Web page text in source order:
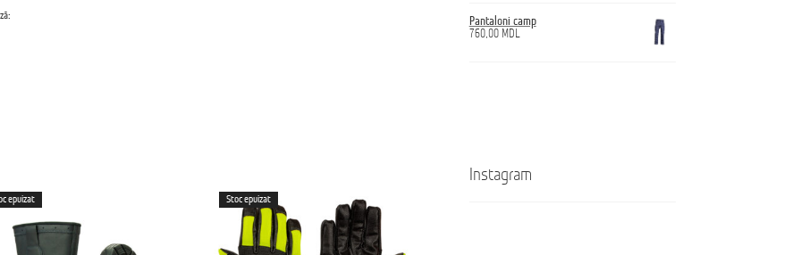
epuizat Stoc epuizat
Pantaloni camp
760,00 MDL
Instagram